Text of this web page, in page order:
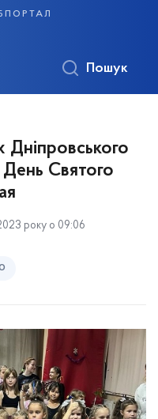
Пошук
Дніпровського
День Святого
року о 09:06